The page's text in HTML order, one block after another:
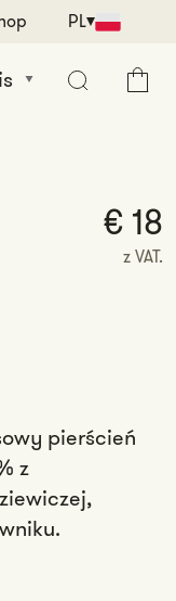
PL
Koszyk
€ 18
z VAT.
pierścień
z